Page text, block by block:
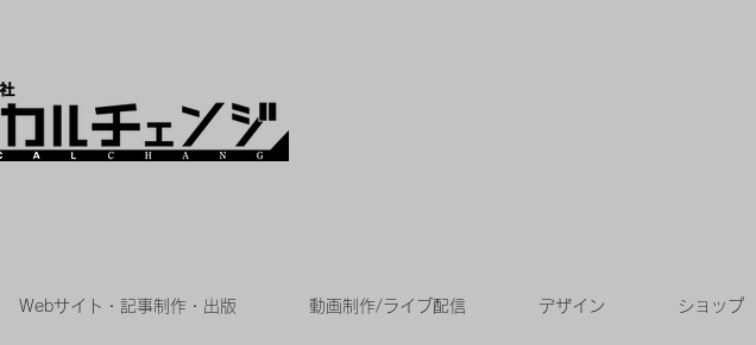
Webサイト・記事制作・出版 動画制作/ライブ配信 デザイン ショップ